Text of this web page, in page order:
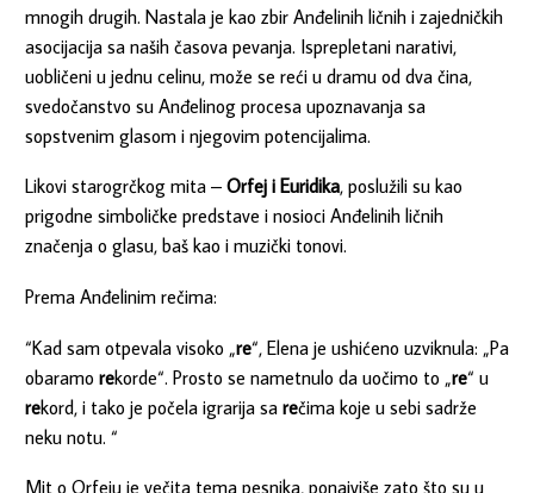
mnogih drugih. Nastala je kao zbir Anđelinih ličnih i zajedničkih
asocijacija sa naših časova pevanja. Isprepletani narativi,
uobličeni u jednu celinu, može se reći u dramu od dva čina,
svedočanstvo su Anđelinog procesa upoznavanja sa
sopstvenim glasom i njegovim potencijalima.
Likovi starogrčkog mita – Orfej i Euridika, poslužili su kao
prigodne simboličke predstave i nosioci Anđelinih ličnih
značenja o glasu, baš kao i muzički tonovi.
Prema Anđelinim rečima:
“Kad sam otpevala visoko „re“, Elena je ushićeno uzviknula: „Pa
obaramo rekorde“. Prosto se nametnulo da uočimo to „re“ u
rekord, i tako je počela igrarija sa rečima koje u sebi sadrže
neku notu. “
Mit o Orfeju je večita tema pesnika, ponajviše zato što su u